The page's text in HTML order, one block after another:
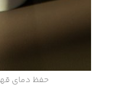
حفظ دمای